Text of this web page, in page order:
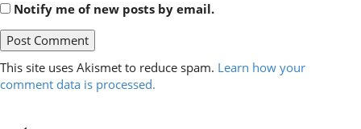
Notify me of new posts by email.
This site uses Akismet to reduce spam. Learn how your
comment data is processed.